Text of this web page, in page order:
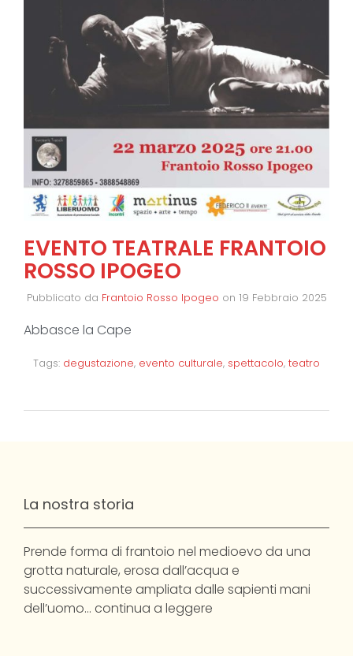
EVENTO TEATRALE FRANTOIO
ROSSO IPOGEO
Pubblicato da Frantoio Rosso Ipogeo on 19 Febbraio 2025
Abbasce la Cape
Tags: degustazione, evento culturale, spettacolo, teatro
La nostra storia
Prende forma di frantoio nel medioevo da una
grotta naturale, erosa dall’acqua e
successivamente ampliata dalle sapienti mani
dell’uomo… continua a leggere